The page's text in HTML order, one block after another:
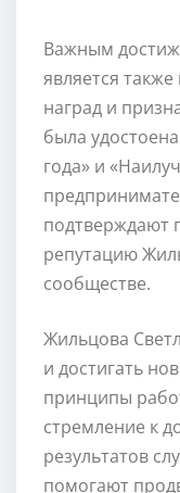
Важным
является
наград и
была
года» и
подтверждают
репутацию
сообществе.
Жильцова
и достигать
принципы
стремление к
результатов
помогают